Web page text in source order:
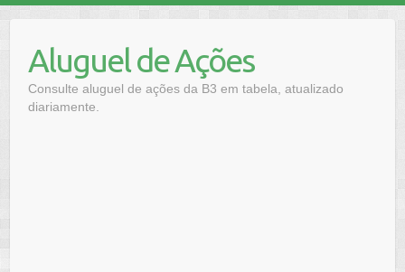
contentAluguel de Ações
Consulte aluguel de ações da B3 em tabela, atualizado
diariamente.